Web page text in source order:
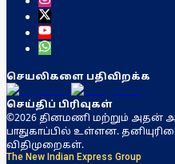
செயலிகளை பதிவிறக்க
செய்திப் பிரிவுகள்
©2026 தினமணி மற்றும்
பாதுகாப்பில் உள்ளன.
விதிமுறைகள்.
The New Indian Express Group